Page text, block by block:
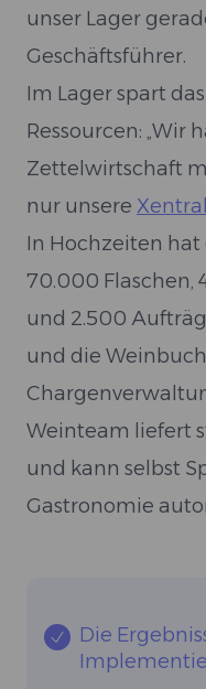
unser Lager
Geschäftsführer.
Im Lager spart
Ressourcen: „Wir
Zettelwirtschaft
nur unsere
In Hochzeiten
70.000 Flaschen,
und 2.500
und die
Weinteam liefert
und kann selbst
Gastronomie
Die